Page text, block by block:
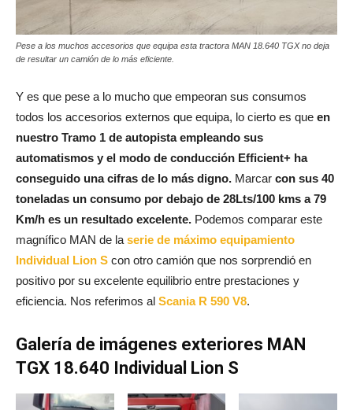
Pese a los muchos accesorios que equipa esta tractora MAN 18.640 TGX no deja
de resultar un camión de lo más eficiente.
Y es que pese a lo mucho que empeoran sus consumos
todos los accesorios externos que equipa, lo cierto es que en
nuestro Tramo 1 de autopista empleando sus
automatismos y el modo de conducción Efficient+ ha
conseguido una cifras de lo más digno. Marcar con sus 40
toneladas un consumo por debajo de 28Lts/100 kms a 79
Km/h es un resultado excelente. Podemos comparar este
magnífico MAN de la serie de máximo equipamiento
Individual Lion S con otro camión que nos sorprendió en
positivo por su excelente equilibrio entre prestaciones y
eficiencia. Nos referimos al Scania R 590 V8.
Galería de imágenes exteriores MAN
TGX 18.640 Individual Lion S